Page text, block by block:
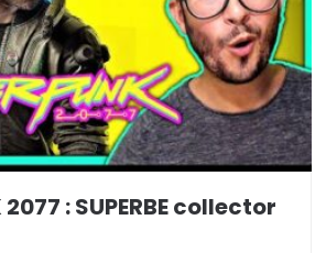
2077 : SUPERBE collector